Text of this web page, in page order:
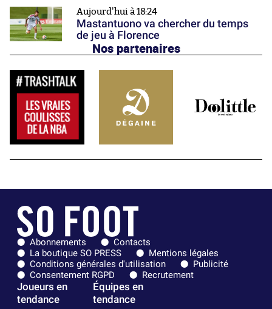
Aujourd'hui à 18:24
Mastantuono va chercher du temps
de jeu à Florence
Nos partenaires
Abonnements
Contacts
La boutique SO PRESS
Mentions légales
Conditions générales d'utilisation
Publicité
Consentement RGPD
Recrutement
Joueurs en
tendance
Équipes en
tendance